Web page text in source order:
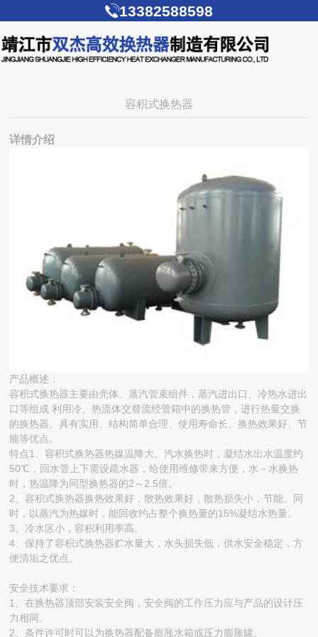
13382588598
容积式换热器
详情介绍
产品概述：
容积式换热器主要由壳体、蒸汽管束组件，蒸汽进出口、冷热水进出
口等组成 利用冷、热流体交替流经管箱中的换热管，进行热量交换
的换热器。具有实用、结构简单合理、使用寿命长、换热效果好、节
能等优点。
特点1、容积式换热器热媒温降大。汽水换热时，凝结水出水温度约
50℃，回水管上下需设疏水器，给使用维修带来方便，水－水换热
时，热温降为同型换热器的2～2.5倍。
2、容积式换热器换热效果好，散热效果好，散热损失小，节能。同
时，以蒸汽为热媒时，能回收约占整个换热量的15%凝结水热量。
3、冷水区小，容积利用率高。
4、保持了容积式换热器贮水量大，水头损失低，供水安全稳定，方
便清垢之优点。
安全技术要求：
1、在换热器顶部安装安全阀，安全阀的工作压力应与产品的设计压
力相同。
2、条件许可时可以为换热器配备膨胀水箱或压力膨胀罐。